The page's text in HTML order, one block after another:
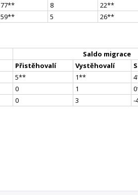
77** 8 22**
59** 5 26**
Saldo migrace
Přistěhovalí Vystěhovalí
5** 1** 4
0 1 0
0 3 -